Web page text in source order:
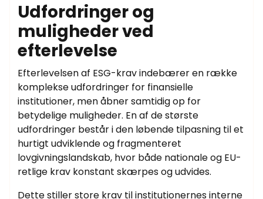
Udfordringer og
muligheder ved
efterlevelse
Efterlevelsen af ESG-krav indebærer en række
komplekse udfordringer for finansielle
institutioner, men åbner samtidig op for
betydelige muligheder. En af de største
udfordringer består i den løbende tilpasning til et
hurtigt udviklende og fragmenteret
lovgivningslandskab, hvor både nationale og EU-
retlige krav konstant skærpes og udvides.
Dette stiller store krav til institutionernes interne